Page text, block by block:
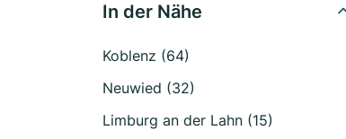
In der Nähe
Koblenz (64)
Neuwied (32)
Limburg an der Lahn (15)